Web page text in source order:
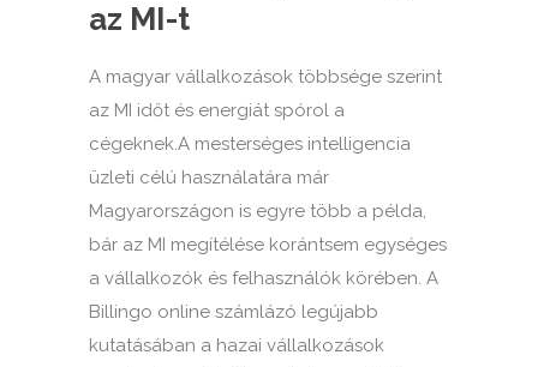
az MI-t
A magyar vállalkozások többsége szerint
az MI időt és energiát spórol a
cégeknek.A mesterséges intelligencia
üzleti célú használatára már
Magyarországon is egyre több a példa,
bár az MI megítélése korántsem egységes
a vállalkozók és felhasználók körében. A
Billingo online számlázó legújabb
kutatásában a hazai vállalkozások